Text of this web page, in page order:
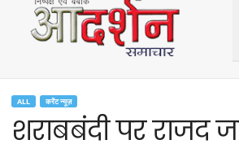
Samachar
ALL करेंट न्यूज़
शराबबंदी पर